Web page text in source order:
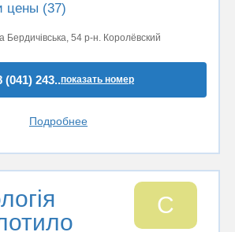
цены (37)
54 р-н. Королёвский
(041) 243..показать номер
Подробнее
С